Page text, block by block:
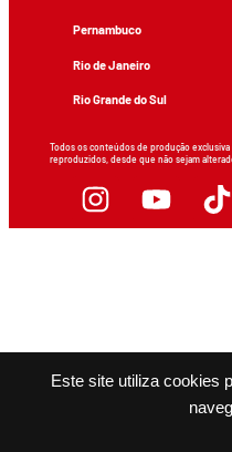
Este site utiliza cookies
Pernambuco
Rio de Janeiro
Rio Grande do Sul
Todos os conteúdos de produção
reproduzidos, desde que não sejam